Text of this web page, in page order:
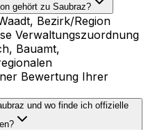
gehört zu Saubraz?
Bezirk/Region
Verwaltungszuordnung
Bauamt,
Bewertung Ihrer
und wo finde ich offizielle